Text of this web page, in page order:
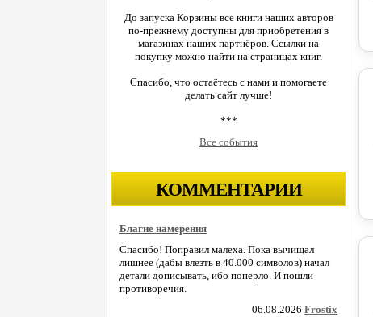
До запуска Корзины все книги наших авторов
по-прежнему доступны для приобретения в
магазинах наших партнёров. Ссылки на
покупку можно найти на страницах книг.
Спасибо, что остаётесь с нами и помогаете
делать сайт лучше!
***
Все события
КОММЕНТАРИИ
Благие намерения
Спасибо! Поправил малеха. Пока вычищал
лишнее (дабы влезть в 40.000 символов) начал
детали дописывать, ибо поперло. И пошли
противоречия.
06.08.2026 Frostix